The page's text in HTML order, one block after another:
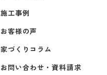
施工事例
お客様の声
家づくりコラム
お問い合わせ・資料請求